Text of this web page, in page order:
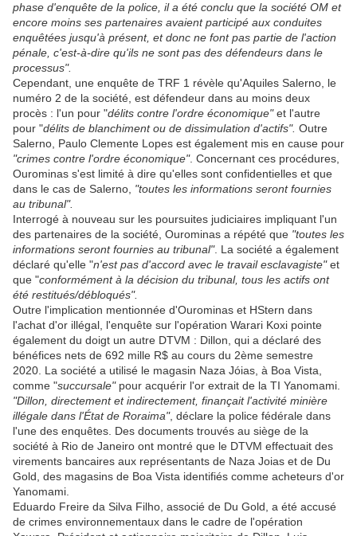
phase d'enquête de la police, il a été conclu que la société OM et
encore moins ses partenaires avaient participé aux conduites
enquêtées jusqu'à présent, et donc ne font pas partie de l'action
pénale, c'est-à-dire qu'ils ne sont pas des défendeurs dans le
processus".
Cependant, une enquête de TRF 1 révèle qu'Aquiles Salerno, le
numéro 2 de la société, est défendeur dans au moins deux
procès : l'un pour "délits contre l'ordre économique"et l'autre
pour "délits de blanchiment ou de dissimulation d'actifs". Outre
Salerno, Paulo Clemente Lopes est également mis en cause pour
"crimes contre l'ordre économique". Concernant ces procédures,
Ourominas s'est limité à dire qu'elles sont confidentielles et que
dans le cas de Salerno, "toutes les informations seront fournies
au tribunal".
Interrogé à nouveau sur les poursuites judiciaires impliquant l'un
des partenaires de la société, Ourominas a répété que "toutes les
informations seront fournies au tribunal". La société a également
déclaré qu'elle "n'est pas d'accord avec le travail esclavagiste"et
que "conformément à la décision du tribunal, tous les actifs ont
été restitués/débloqués".
Outre l'implication mentionnée d'Ourominas et HStern dans
l'achat d'or illégal, l'enquête sur l'opération Warari Koxi pointe
également du doigt un autre DTVM : Dillon, qui a déclaré des
bénéfices nets de 692 mille R$ au cours du 2ème semestre
2020. La société a utilisé le magasin Naza Jóias, à Boa Vista,
comme "succursale"pour acquérir l'or extrait de la TI Yanomami.
"Dillon, directement et indirectement, finançait l'activité minière
illégale dans l'État de Roraima", déclare la police fédérale dans
l'une des enquêtes. Des documents trouvés au siège de la
société à Rio de Janeiro ont montré que le DTVM effectuait des
virements bancaires aux représentants de Naza Joias et de Du
Gold, des magasins de Boa Vista identifiés comme acheteurs d'or
Yanomami.
Eduardo Freire da Silva Filho, associé de Du Gold, a été accusé
de crimes environnementaux dans le cadre de l'opération